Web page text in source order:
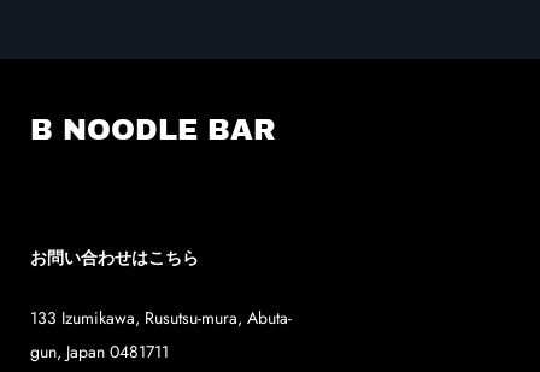
B NOODLE BAR
お問い合わせはこちら
133 Izumikawa, Rusutsu-mura, Abuta-
gun, Japan 0481711